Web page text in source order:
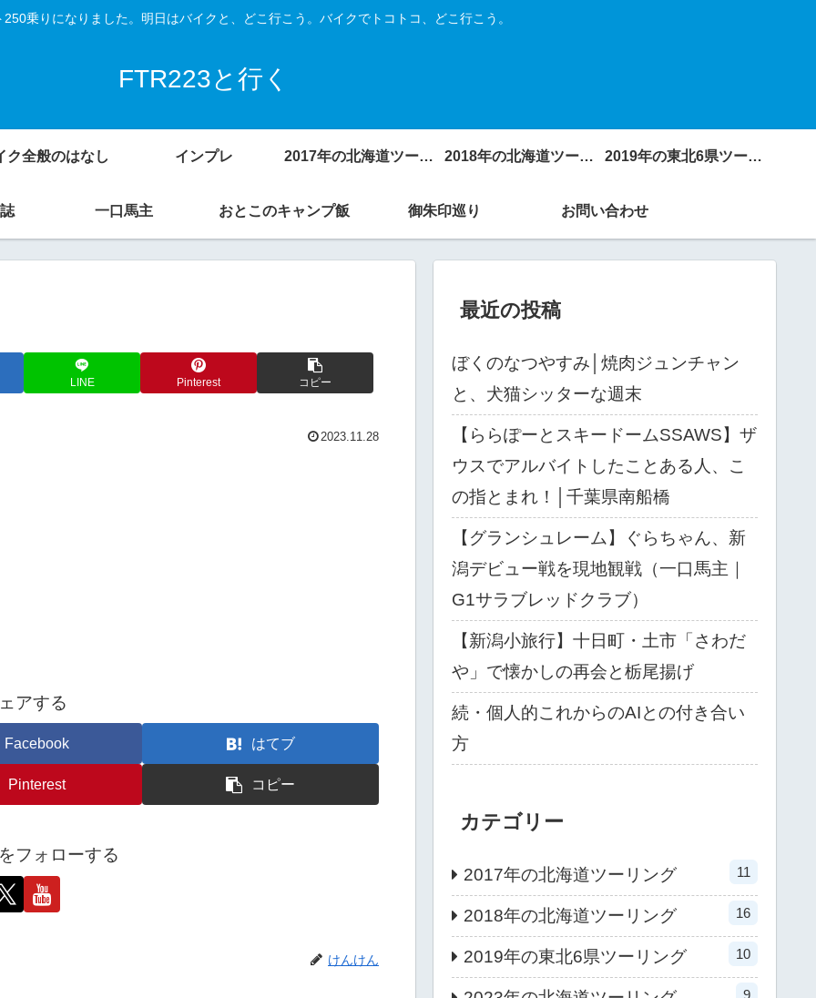
乗りになりました。明日はバイクと、どこ行こう。バイクでトコトコ、どこ行こう。
FTR223と行く
ク全般のはなし インプレ 2017年の北海道ツーリング 2018年の北海道ツーリング 2019年の東北6県ツーリング
一口馬主 おとこのキャンプ飯 御朱印巡り お問い合わせ
LINE Pinterest コピー
2023.11.28
アする
Facebook はてブ
Pinterest コピー
フォローする
けんけん
最近の投稿
ぼくのなつやすみ│焼肉ジュンチャン
と、犬猫シッターな週末
【ららぽーとスキードームSSAWS】ザ
ウスでアルバイトしたことある人、こ
の指とまれ！│千葉県南船橋
【グランシュレーム】ぐらちゃん、新
潟デビュー戦を現地観戦（一口馬主｜
G1サラブレッドクラブ）
【新潟小旅行】十日町・土市「さわだ
や」で懐かしの再会と栃尾揚げ
続・個人的これからのAIとの付き合い
方
カテゴリー
2017年の北海道ツーリング 11
2018年の北海道ツーリング 16
2019年の東北6県ツーリング 10
9